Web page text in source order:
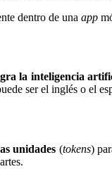
dentro de una app
la inteligencia
ser el inglés o el
unidades (tokens)